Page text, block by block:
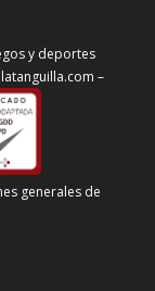
y deportes
–
generales de